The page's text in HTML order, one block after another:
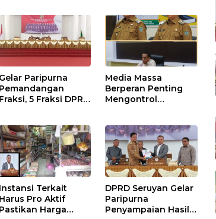
TA 2024
Gelar Paripurna
Pemandangan
Fraksi, 5 Fraksi DPRD
Media Massa
Berperan Penting
Mengontrol
Instansi Terkait
Harus Pro Aktif
Pastikan Harga
DPRD Seruyan Gelar
Paripurna
Penyampaian Hasil